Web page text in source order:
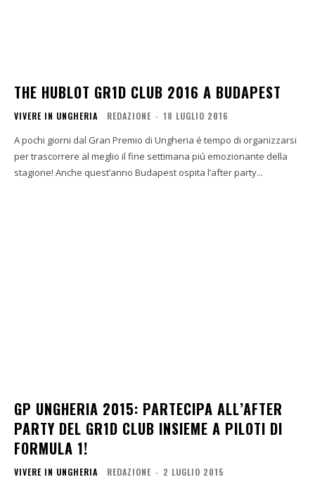
THE HUBLOT GR1D CLUB 2016 A BUDAPEST
VIVERE IN UNGHERIA REDAZIONE - 18 LUGLIO 2016
A pochi giorni dal Gran Premio di Ungheria é tempo di organizzarsi
per trascorrere al meglio il fine settimana piú emozionante della
stagione! Anche quest’anno Budapest ospita l’after party...
GP UNGHERIA 2015: PARTECIPA ALL’AFTER
PARTY DEL GR1D CLUB INSIEME A PILOTI DI
FORMULA 1!
VIVERE IN UNGHERIA REDAZIONE - 2 LUGLIO 2015